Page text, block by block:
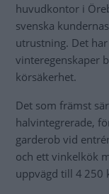
huvudkontor i
svenska
utrustning. Det
vinteregenskaper
körsäkerhet.
Det som främst
halvintegrerade,
garderob vid
och ett vinkelkök
uppvägd till 4 250